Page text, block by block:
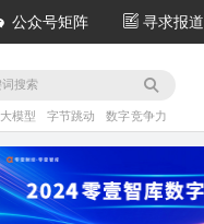
公众号矩阵 寻求报道
大模型 字节跳动 数字竞争力